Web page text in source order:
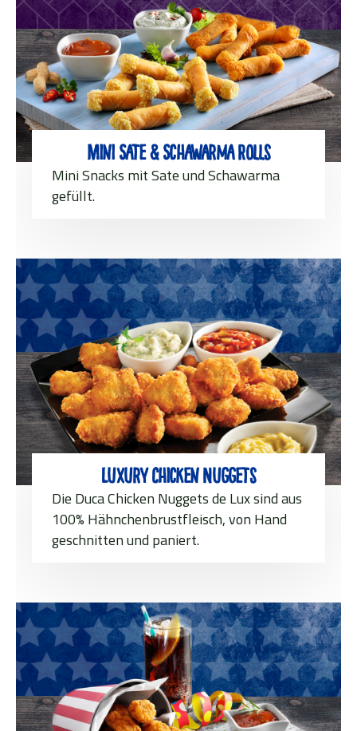
Mini Sate & Schawarma Rolls
Mini Snacks mit Sate und Schawarma
gefüllt.
Luxury Chicken Nuggets
Die Duca Chicken Nuggets de Lux sind aus
100% Hähnchenbrustfleisch, von Hand
geschnitten und paniert.